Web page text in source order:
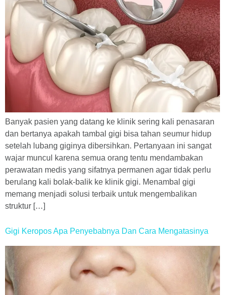
Banyak pasien yang datang ke klinik sering kali penasaran
dan bertanya apakah tambal gigi bisa tahan seumur hidup
setelah lubang giginya dibersihkan. Pertanyaan ini sangat
wajar muncul karena semua orang tentu mendambakan
perawatan medis yang sifatnya permanen agar tidak perlu
berulang kali bolak-balik ke klinik gigi. Menambal gigi
memang menjadi solusi terbaik untuk mengembalikan
struktur […]
Gigi Keropos Apa Penyebabnya Dan Cara Mengatasinya